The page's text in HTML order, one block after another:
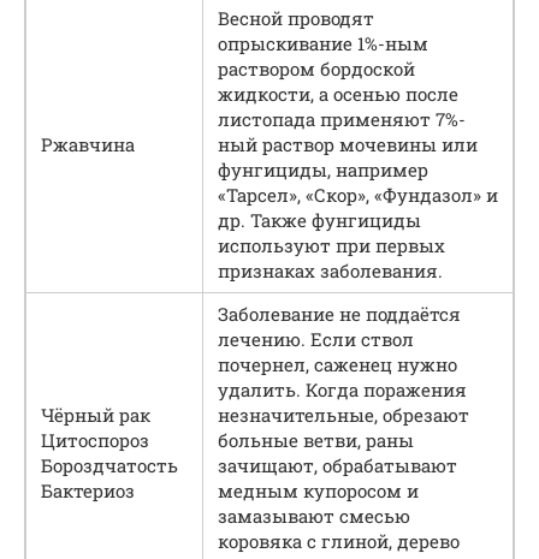
Ржавчина
Весной проводят
опрыскивание 1%-ным
раствором бордоской
жидкости, а осенью после
листопада применяют 7%-
ный раствор мочевины или
фунгициды, например
«Тарсел», «Скор», «Фундазол» и
др. Также фунгициды
используют при первых
признаках заболевания.
Чёрный рак
Цитоспороз
Бороздчатость
Бактериоз
Заболевание не поддаётся
лечению. Если ствол
почернел, саженец нужно
удалить. Когда поражения
незначительные, обрезают
больные ветви, раны
зачищают, обрабатывают
медным купоросом и
замазывают смесью
коровяка с глиной, дерево